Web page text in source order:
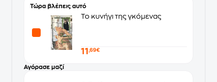
Τώρα βλέπεις αυτό
Το κυνήγι της γκόμενας
11 ,69€
Αγόρασε μαζί